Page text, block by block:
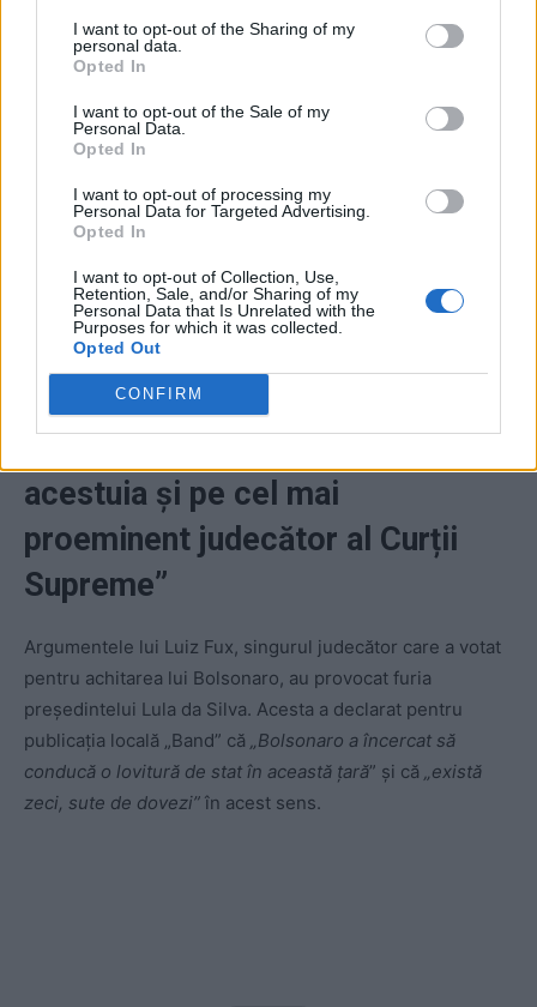
I want to opt-out of the Sharing of my
personal data.
Opted In
I want to opt-out of the Sale of my
Personal Data.
Opted In
I want to opt-out of processing my
Personal Data for Targeted Advertising.
Opted In
I want to opt-out of Collection, Use,
Retention, Sale, and/or Sharing of my
Personal Data that Is Unrelated with the
Purposes for which it was collected.
Opted Out
CONFIRM
Votul de achitare exprimat de Luiz Fux le dă ceva
perspectiva recursului în acest proces istoric. Opinia sa
separată facilitează un apel în fața completului de 11
judecători.
„Bolsonaro este un admirator
vocal al dictaturii din 1964-1985.
Asociații săi au pus la cale un
plan de a-i ucide pe președintele
acestuia și pe cel mai
proeminent judecător al Curții
Supreme”
Argumentele lui Luiz Fux, singurul judecător care a votat
pentru achitarea lui Bolsonaro, au provocat furia
președintelui Lula da Silva. Acesta a declarat pentru
publicaţia locală „Band” că
„Bolsonaro a încercat să
conducă o lovitură de stat în această ţară” şi că
„există
zeci, sute de dovezi” în acest sens.